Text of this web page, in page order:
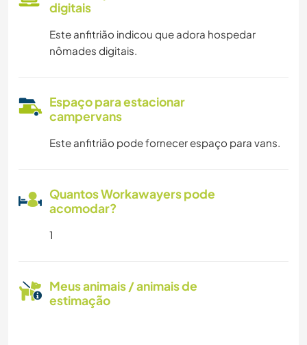
digitais
Este anfitrião indicou que adora hospedar
nômades digitais.
Espaço para estacionar
campervans
Este anfitrião pode fornecer espaço para vans.
Quantos Workawayers pode
acomodar?
1
Meus animais / animais de
estimação